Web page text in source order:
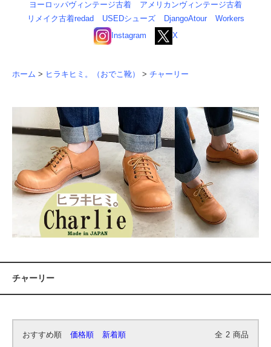
ヨーロッパヴィンテージ古着
アメリカンヴィンテージ古着
リメイク古着redad
USEDシューズ DjangoAtour
Workers
Instagram
X
ホーム > ヒラキヒミ。（おでこ靴） > チャーリー
チャーリー
おすすめ順 価格順 新着順 全 2 商品